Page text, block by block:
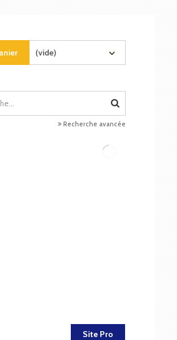
(vide)
Recherche avancée
Site Pro